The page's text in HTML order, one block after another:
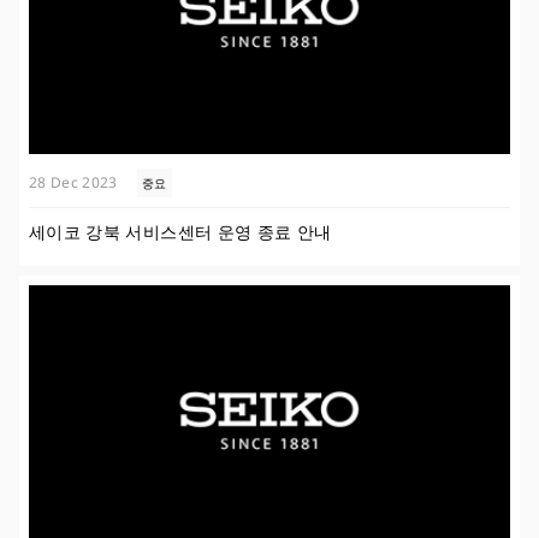
28 Dec 2023 중요
세이코 강북 서비스센터 운영 종료 안내